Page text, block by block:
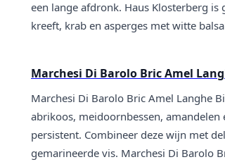
een lange afdronk. Haus Klosterberg
kreeft, krab en asperges met witte
Marchesi Di Barolo Bric Amel
Marchesi Di Barolo Bric Amel Langhe
abrikoos, meidoornbessen, amandelen
persistent. Combineer deze wijn met
gemarineerde vis. Marchesi Di Barolo